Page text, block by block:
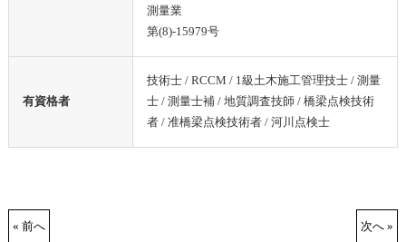
測量業
第(8)-15979号
有資格者
技術士 / RCCM / 1級土木施工管理技士 / 測量
士 / 測量士補 / 地質調査技師 / 橋梁点検技術
者 / 准橋梁点検技術者 / 河川点検士
« 前へ 次へ »